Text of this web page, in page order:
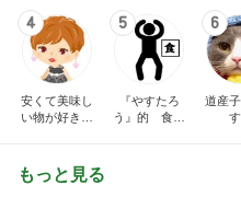
4
安くて美味し
い物が好き☆
5
『やすたろ
う』的 食の
6
道産
す
もっと見る